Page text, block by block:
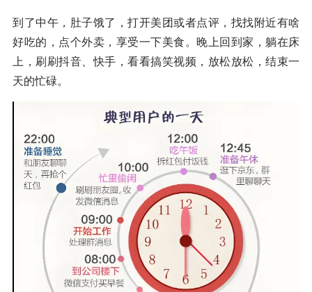
到了中午，肚子饿了，打开美团或者点评，找找附近有啥
好吃的，点个外卖，享受一下美食。晚上回到家，躺在床
上，刷刷抖音、快手，看看搞笑视频，放松放松，结束一
天的忙碌。